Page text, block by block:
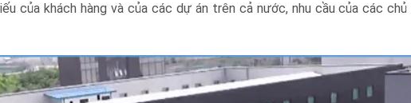
của khách hàng và của các dự án trên cả nước, nhu cầu của các